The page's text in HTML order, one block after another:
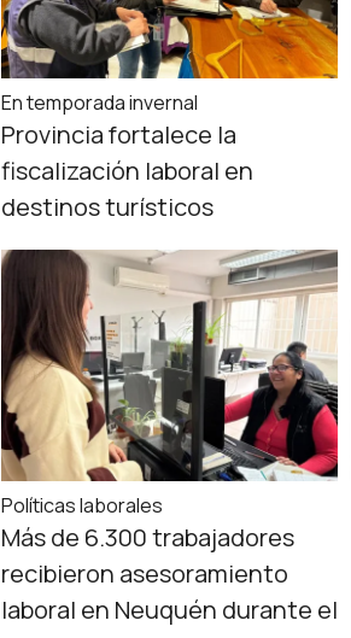
En temporada invernal
Provincia fortalece la
fiscalización laboral en
destinos turísticos
Políticas laborales
Más de 6.300 trabajadores
recibieron asesoramiento
laboral en Neuquén durante el